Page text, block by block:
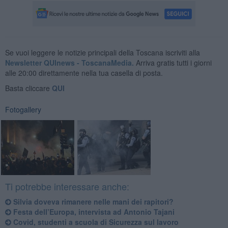
Se vuoi leggere le notizie principali della Toscana iscriviti alla
Newsletter QUInews - ToscanaMedia. Arriva gratis tutti i giorni
alle 20:00 direttamente nella tua casella di posta.
Basta cliccare QUI
Fotogallery
Ti potrebbe interessare anche:
​Silvia doveva rimanere nelle mani dei rapitori?
Festa dell’Europa, intervista ad Antonio Tajani
Covid, studenti a scuola di Sicurezza sul lavoro